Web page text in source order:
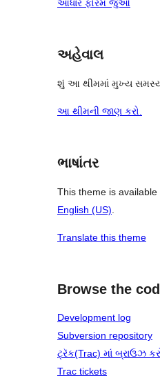
આધાર ફોરમ જુઓ
અહેવાલ
શું આ થીમમાં મુખ્ય
આ થીમની જાણ કરો.
ભાષાંતર
This theme is
English (US)
Translate this theme
Browse the
Development log
Subversion repository
ટ્રૅક(Trac) માં બ્રાઉઝ
Trac tickets